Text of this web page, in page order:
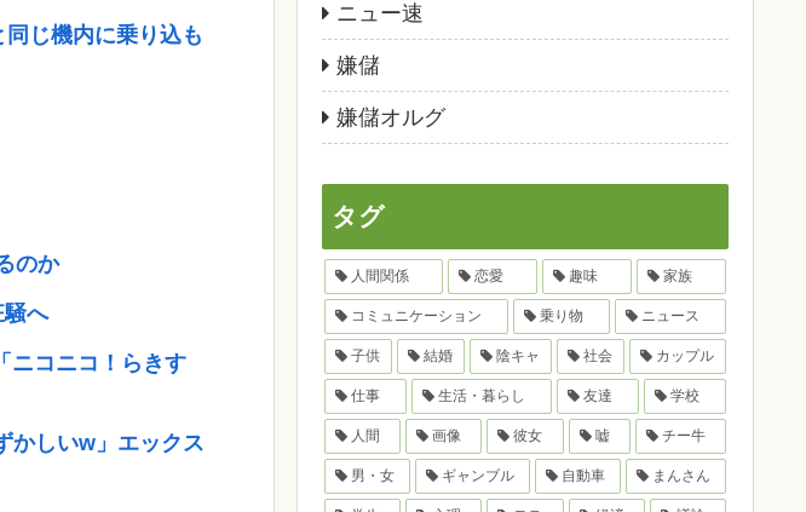
じ機内に乗り込も
のか
騒へ
ニコニコ！らきす
かしいw」エックス
ニュー速
嫌儲
嫌儲オルグ
タグ
人間関係 恋愛 趣味 家族
コミュニケーション 乗り物 ニュース
子供 結婚 陰キャ 社会 カップル
仕事 生活・暮らし 友達 学校
人間 画像 彼女 嘘 チー牛
男・女 ギャンブル 自動車 まんさん